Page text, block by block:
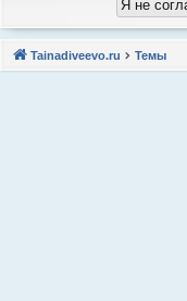
Tainadiveevo.ru Темы